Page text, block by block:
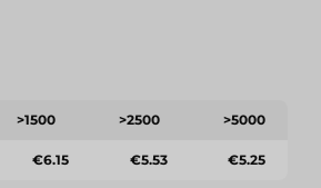
>1500 >2500 >5000
€6.15 €5.53 €5.25